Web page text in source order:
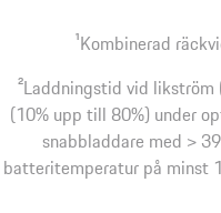
1Kombinerad
2Laddningstid vid
(10% upp till 80%) under
snabbladdare med >
batteritemperatur på minst